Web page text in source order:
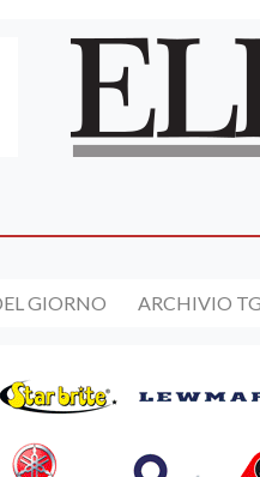
GIORNO ARCHIVIO TG